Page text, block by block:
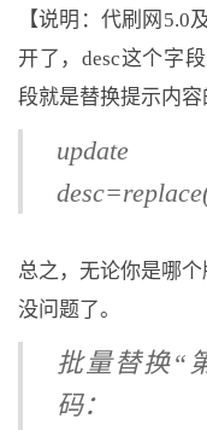
【说明：代刷网5.0
开了，desc这个字
段就是替换提示内容
总之，无论你是哪
没问题了。
批量替换“
码：